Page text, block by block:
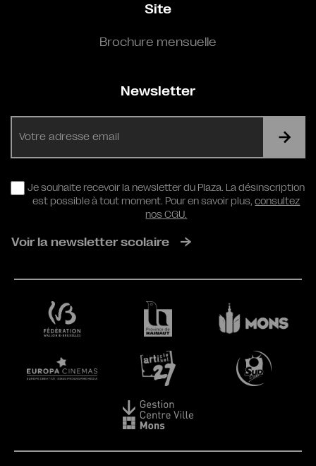
Site
Brochure mensuelle
Newsletter
RGPD
Je souhaite recevoir la newsletter du Plaza. La désinscription
est possible à tout moment. Pour en savoir plus,consultez
nos CGU.
Voir la newsletter scolaire